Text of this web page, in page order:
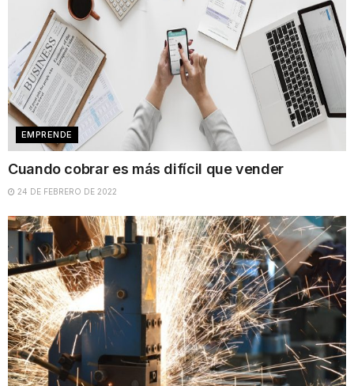
EMPRENDE
Cuando cobrar es más difícil que vender
24 DE FEBRERO DE 2022